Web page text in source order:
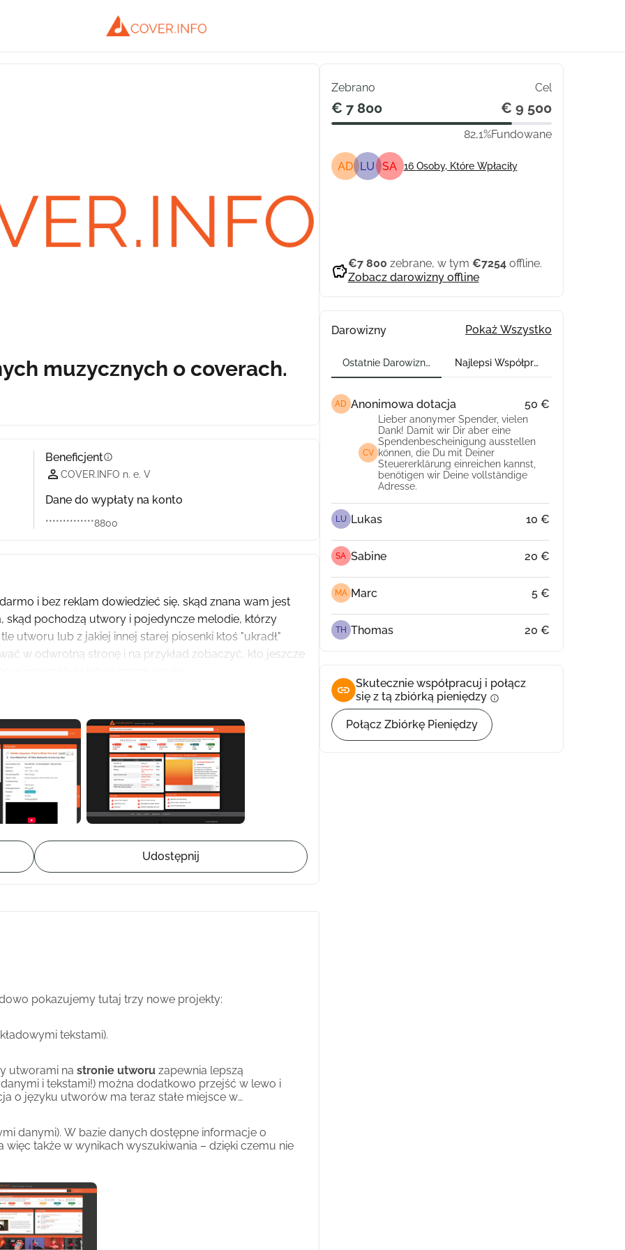
muzycznych o coverach.
Beneficjentinfo
COVER.INFO n. e. V
Dane do wypłaty na konto
**************8800
i bez reklam dowiedzieć się, skąd znana wam jest
skąd pochodzą utwory i pojedyncze melodie, którzy
utworu lub z jakiej innej starej piosenki ktoś "ukradł"
w odwrotną stronę i na przykład zobaczyć, kto jeszcze
system nie jest przystosowany do niekończącego
staje się coraz wolniejszy. Ponadto chcemy wzbogacić
z naszej redakcji, abyście otrzymywali utwory, które
szczególnie udane lub dziwaczne wersje utworów.
z 17 miłośników muzyki, którzy od wielu lat spędzają
danych, jej uzupełnianiu i generowaniu nowych
około 100 wpisów dziennie, a także istniejące wpisy są
powstaje cyfrowy słownik wersji coverowych, sampli,
muzyki.
Dzięki naszemu statusowi jako organizacji non-profit z
przy darowiznach swój adres zamieszkania i adres
Udostępnij
pokazujemy tutaj trzy nowe projekty:
tekstami).
utworami na stronie utworu zapewnia lepszą
i tekstami!) można dodatkowo przejść w lewo i
o języku utworów ma teraz stałe miejsce w
danymi). W bazie danych dostępne informacje o
także w wynikach wyszukiwania – dzięki czemu nie
Zebrano Cel
€ 7 800 € 9 500
82,1%Fundowane
AD LU SA 16 Osoby, Które Wpłaciły
savings€7 800 zebrane, w tym €7254offline.
Zobacz darowizny offline
Darowizny Pokaż Wszystko
Ostatnie Darowizny Najlepsi Współpracownicy
AD Anonimowa dotacja 50 €
CV
Lieber anonymer Spender, vielen
Dank! Damit wir Dir aber eine
Spendenbescheinigung ausstellen
können, die Du mit Deiner
Steuererklärung einreichen kannst,
benötigen wir Deine vollständige
Adresse.
LU Lukas 10 €
SA Sabine 20 €
MA Marc 5 €
TH Thomas 20 €
Skutecznie współpracuj i połącz
się z tą zbiórką pieniędzy info
Połącz Zbiórkę Pieniędzy